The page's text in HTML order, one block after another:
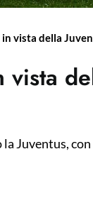
in vista della
Juventus,